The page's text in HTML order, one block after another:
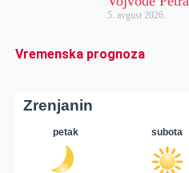
5. avgust 2026.
Vremenska prognoza